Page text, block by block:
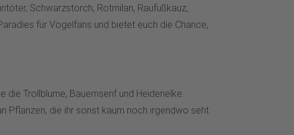
Schwarzstorch, Rotmilan, Raufußkauz,
für Vogelfans und bietet euch die Chance,
Trollblume, Bauernsenf und Heidenelke.
Pflanzen, die ihr sonst kaum noch irgendwo seht.